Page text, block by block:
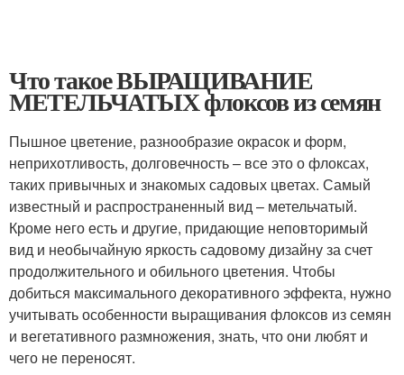
Что такое ВЫРАЩИВАНИЕ
МЕТЕЛЬЧАТЫХ флоксов из семян
Пышное цветение, разнообразие окрасок и форм,
неприхотливость, долговечность – все это о флоксах,
таких привычных и знакомых садовых цветах. Самый
известный и распространенный вид – метельчатый.
Кроме него есть и другие, придающие неповторимый
вид и необычайную яркость садовому дизайну за счет
продолжительного и обильного цветения. Чтобы
добиться максимального декоративного эффекта, нужно
учитывать особенности выращивания флоксов из семян
и вегетативного размножения, знать, что они любят и
чего не переносят.